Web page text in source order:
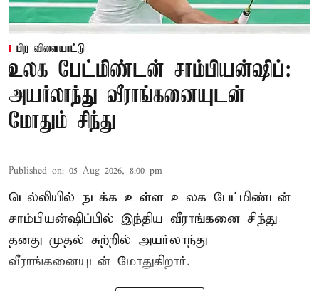
பிற விளையாட்டு
உலக பேட்மிண்டன் சாம்பியன்ஷிப்:
அயர்லாந்து வீராங்கனையுடன்
மோதும் சிந்து
Published on: 05 Aug 2026, 8:00 pm
டெல்லியில் நடக்க உள்ள உலக பேட்மிண்டன்
சாம்பியன்ஷிப்பில் இந்திய வீராங்கனை சிந்து
தனது முதல் சுற்றில் அயர்லாந்து
வீராங்கனையுடன் மோதுகிறார்.